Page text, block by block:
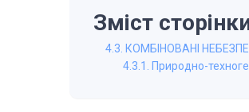
Зміст
4.3. КОМБІНОВАНІ
4.3.1. Природно-